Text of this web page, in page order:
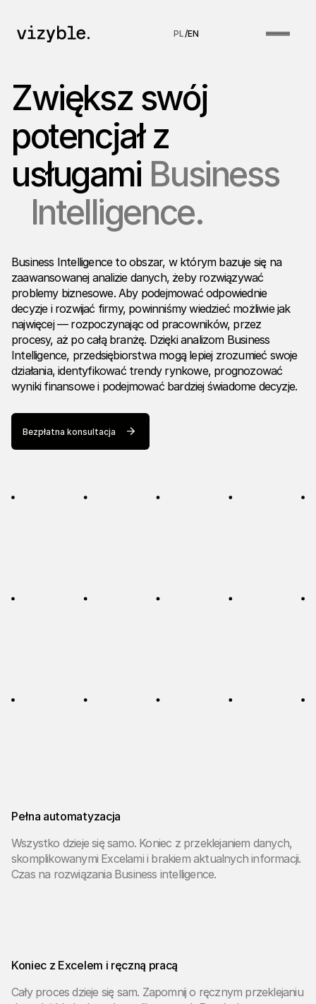
PL/EN
Zwiększ swój
potencjał z
usługami Business
Intelligence.
Business Intelligence to obszar, w którym bazuje się na
zaawansowanej analizie danych, żeby rozwiązywać
problemy biznesowe. Aby podejmować odpowiednie
decyzje i rozwijać firmy, powinniśmy wiedzieć możliwie jak
najwięcej — rozpoczynając od pracowników, przez
procesy, aż po całą branżę. Dzięki analizom Business
Intelligence, przedsiębiorstwa mogą lepiej zrozumieć swoje
działania, identyfikować trendy rynkowe, prognozować
wyniki finansowe i podejmować bardziej świadome decyzje.
Bezpłatna konsultacja
Pełna automatyzacja
Wszystko dzieje się samo. Koniec z przeklejaniem danych,
skomplikowanymi Excelami i brakiem aktualnych informacji.
Czas na rozwiązania Business intelligence.
Koniec z Excelem i ręczną pracą
Cały proces dzieje się sam. Zapomnij o ręcznym przeklejaniu